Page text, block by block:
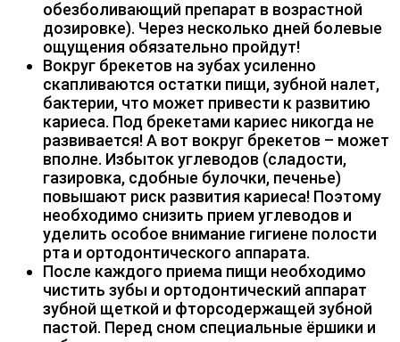
обезболивающий препарат в возрастной
дозировке). Через несколько дней болевые
ощущения обязательно пройдут!
Вокруг брекетов на зубах усиленно
скапливаются остатки пищи, зубной налет,
бактерии, что может привести к развитию
кариеса. Под брекетами кариес никогда не
развивается! А вот вокруг брекетов – может
вполне. Избыток углеводов (сладости,
газировка, сдобные булочки, печенье)
повышают риск развития кариеса! Поэтому
необходимо снизить прием углеводов и
уделить особое внимание гигиене полости
рта и ортодонтического аппарата.
После каждого приема пищи необходимо
чистить зубы и ортодонтический аппарат
зубной щеткой и фторсодержащей зубной
пастой. Перед сном специальные ёршики и